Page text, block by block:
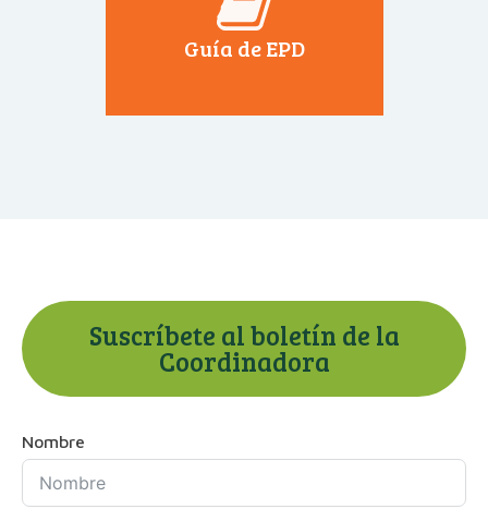
Guía de EPD
Suscríbete al boletín de la
Coordinadora
Nombre